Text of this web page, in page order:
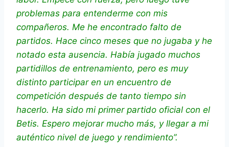
problemas para entenderme con mis
compañeros. Me he encontrado falto de
partidos. Hace cinco meses que no jugaba y he
notado esta ausencia. Había jugado muchos
partidillos de entrenamiento, pero es muy
distinto participar en un encuentro de
competición después de tanto tiempo sin
hacerlo. Ha sido mi primer partido oficial con el
Betis. Espero mejorar mucho más, y llegar a mi
auténtico nivel de juego y rendimiento”.